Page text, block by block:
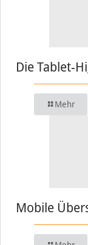
Die Tablet-
Mehr
Mobile